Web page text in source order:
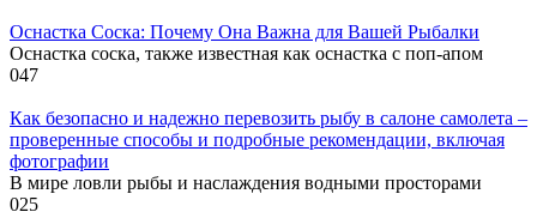
Оснастка Соска: Почему Она Важна для Вашей Рыбалки
Оснастка соска, также известная как оснастка с поп-апом
047
Как безопасно и надежно перевозить рыбу в салоне самолета –
проверенные способы и подробные рекомендации, включая
фотографии
В мире ловли рыбы и наслаждения водными просторами
025